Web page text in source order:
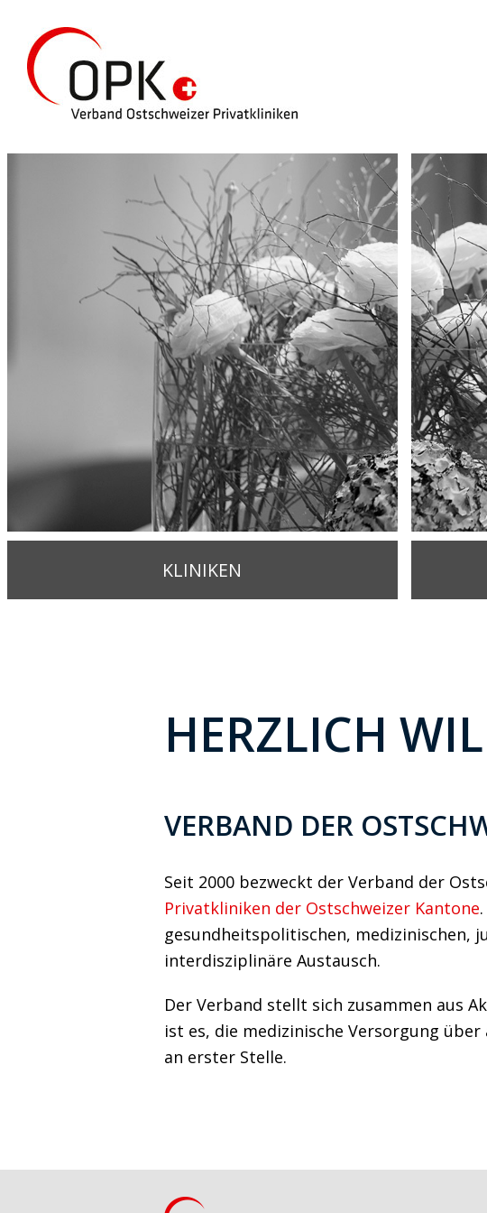
KLINIKEN
HERZLICH
VERBAND DER
Seit 2000 bezweckt der Verband der
Privatkliniken der Ostschweizer Kantone
gesundheitspolitischen, medizinischen,
interdisziplinäre Austausch.
Der Verband stellt sich zusammen aus
ist es, die medizinische Versorgung
an erster Stelle.